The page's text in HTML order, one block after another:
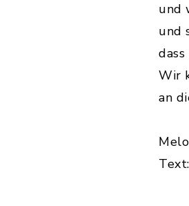
und
und
Wir
an